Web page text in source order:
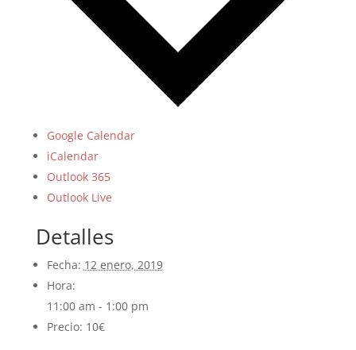
Google Calendar
iCalendar
Outlook 365
Outlook Live
Detalles
Fecha: 12 enero, 2019
Hora:
11:00 am - 1:00 pm
Precio: 10€